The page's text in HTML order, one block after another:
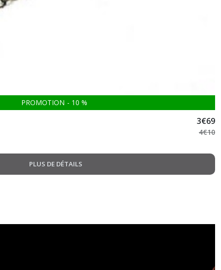
PROMOTION - 10 %
3€69
4€10
PLUS DE DÉTAILS